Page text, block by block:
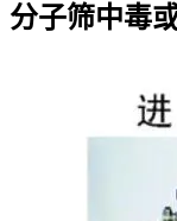
分子筛中毒